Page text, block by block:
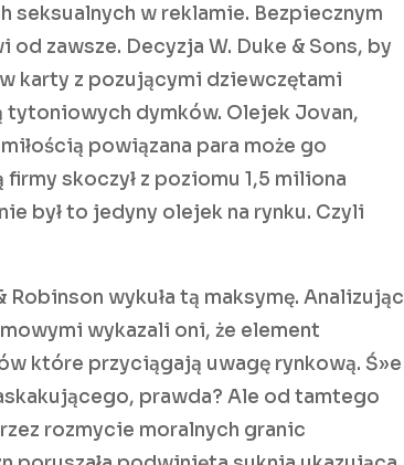
seksualnych w reklamie. Bezpiecznym
zawsze. Decyzja W. Duke & Sons, by
karty z pozującymi dziewczętami
tytoniowych dymków. Olejek Jovan,
powiązana para może go
skoczył z poziomu 1,5 miliona
był to jedyny olejek na rynku. Czyli
wykuła tą maksymę. Analizując
wykazali oni, że element
które przyciągają uwagę rynkową. Ś»e
prawda? Ale od tamtego
rozmycie moralnych granic